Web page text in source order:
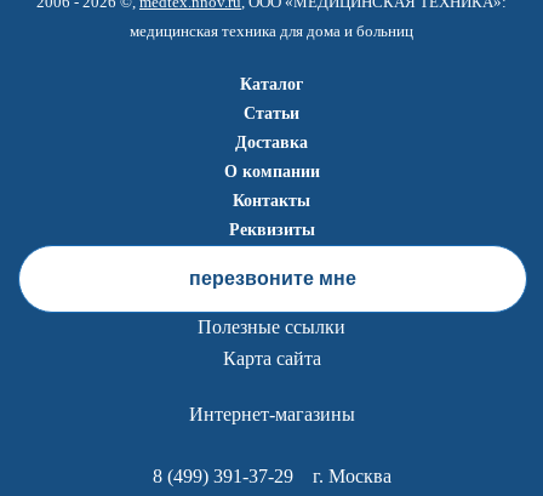
медицинская техника для дома и больниц
Каталог
Статьи
Доставка
О компании
Контакты
Реквизиты
перезвоните мне
Полезные ссылки
Карта сайта
Интернет-магазины
8 (499) 391-37-29г. Москва